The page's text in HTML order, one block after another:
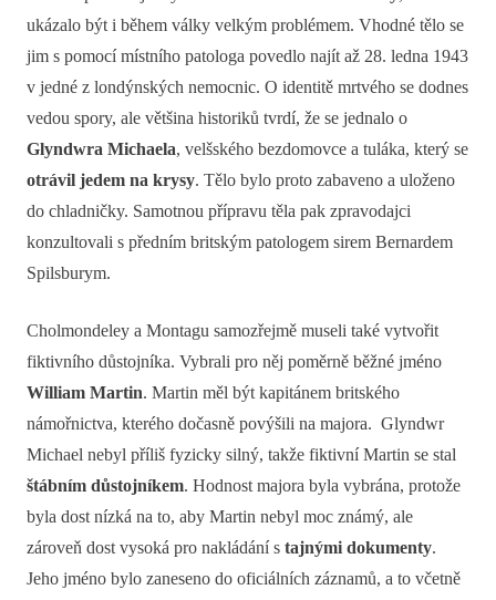
ukázalo být i během války velkým problémem. Vhodné tělo se
jim s pomocí místního patologa povedlo najít až 28. ledna 1943
v jedné z londýnských nemocnic. O identitě mrtvého se dodnes
vedou spory, ale většina historiků tvrdí, že se jednalo o
Glyndwra Michaela, velšského bezdomovce a tuláka, který se
otrávil jedem na krysy. Tělo bylo proto zabaveno a uloženo
do chladničky. Samotnou přípravu těla pak zpravodajci
konzultovali s předním britským patologem sirem Bernardem
Spilsburym.
Cholmondeley a Montagu samozřejmě museli také vytvořit
fiktivního důstojníka. Vybrali pro něj poměrně běžné jméno
William Martin. Martin měl být kapitánem britského
námořnictva, kterého dočasně povýšili na majora. Glyndwr
Michael nebyl příliš fyzicky silný, takže fiktivní Martin se stal
štábním důstojníkem. Hodnost majora byla vybrána, protože
byla dost nízká na to, aby Martin nebyl moc známý, ale
zároveň dost vysoká pro nakládání s tajnými dokumenty.
Jeho jméno bylo zaneseno do oficiálních záznamů, a to včetně